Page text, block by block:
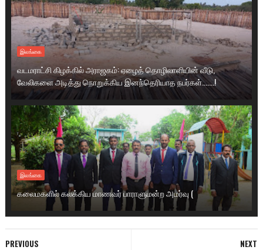
இலங்கை
வடமராட்சி கிழக்கில் அராஜகம்: ஏழைத் தொழிலாளியின் வீடு,
வேலிகளை அடித்து நொறுக்கிய இனந்தெரியாத நபர்கள்.......!
இலங்கை
கலைமகளில் கலக்கிய மாணவர் பாராளுமன்ற அமர்வு (
NEXT
PREVIOUS